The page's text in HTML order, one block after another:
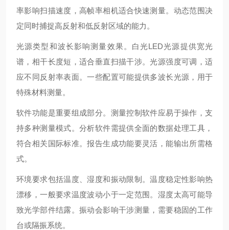
率影响扫描速度，高帧率相机适合快速测量。动态范围决
定同时捕捉高反射和低反射区域的能力。
光源类型和波长影响测量效果。白光LED光源提供宽光
谱，相干长度短，适合垂直扫描干涉。光源强度可调，适
应不同反射率表面。一些配置可能提供多波长光源，用于
特殊材料测量。
软件功能是重要组成部分。测量控制软件应易于操作，支
持多种测量模式。分析软件需提供全面的数据处理工具，
符合相关国际标准。报告生成功能要灵活，能输出所需格
式。
环境要求包括温度、湿度和振动限制。温度稳定性影响热
漂移，一般要求温度波动小于一定范围。湿度太高可能导
致光学部件结露。振动会影响干涉测量，需要稳固的工作
台或隔振系统。